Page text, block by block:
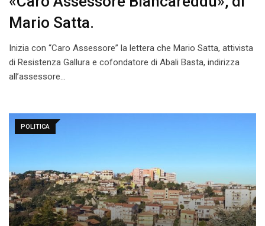
Mario Satta.
Inizia con “Caro Assessore” la lettera che Mario Satta, attivista
di Resistenza Gallura e cofondatore di Abali Basta, indirizza
all’assessore…
POLITICA